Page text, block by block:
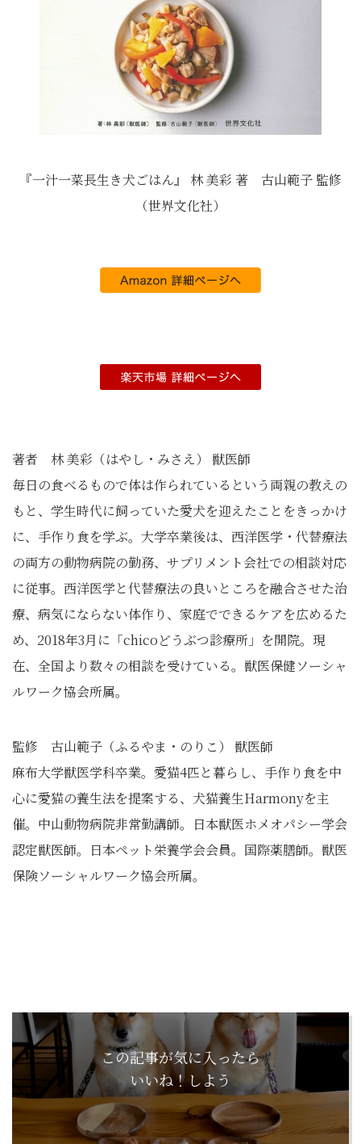
『一汁一菜長生き犬ごはん』 林 美彩 著 古山範子 監修
（世界文化社）
著者 林 美彩（はやし・みさえ） 獣医師
毎日の食べるもので体は作られているという両親の教えの
もと、学生時代に飼っていた愛犬を迎えたことをきっかけ
に、手作り食を学ぶ。大学卒業後は、西洋医学・代替療法
の両方の動物病院の勤務、サプリメント会社での相談対応
に従事。西洋医学と代替療法の良いところを融合させた治
療、病気にならない体作り、家庭でできるケアを広めるた
め、2018年3月に「chicoどうぶつ診療所」を開院。現
在、全国より数々の相談を受けている。獣医保健ソーシャ
ルワーク協会所属。
監修 古山範子（ふるやま・のりこ） 獣医師
麻布大学獣医学科卒業。愛猫4匹と暮らし、手作り食を中
心に愛猫の養生法を提案する、犬猫養生Harmonyを主
催。中山動物病院非常勤講師。日本獣医ホメオパシー学会
認定獣医師。日本ペット栄養学会会員。国際薬膳師。獣医
保険ソーシャルワーク協会所属。
この記事が気に入ったら
いいね！しよう